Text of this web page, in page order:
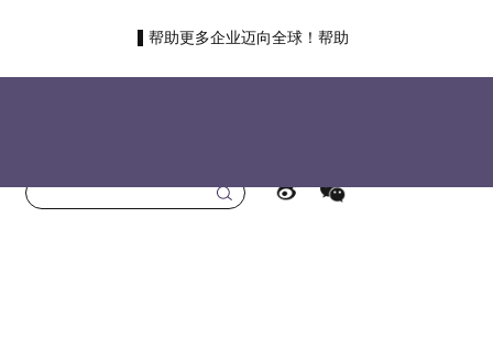
帮助更多企业迈向全球！帮助